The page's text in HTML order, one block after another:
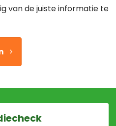
van de juiste informatie te